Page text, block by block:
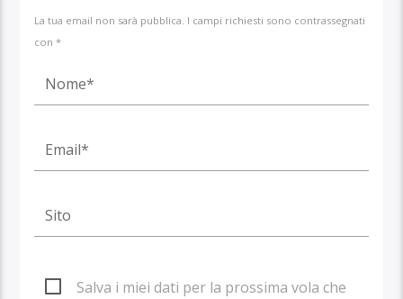
La tua email non sarà pubblica. I campi richiesti sono contrassegnati
con *
Salva i miei dati per la prossima vola che